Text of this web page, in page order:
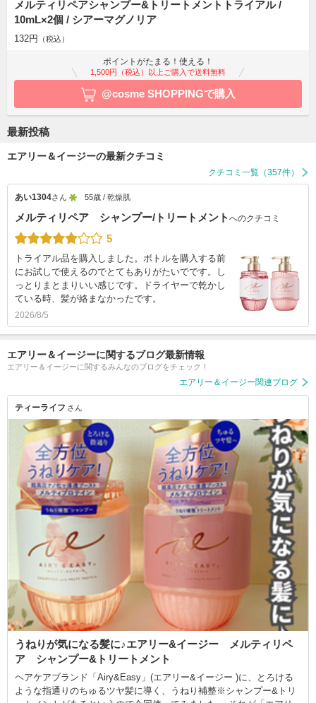
メルティリペアシャンプー&トリートメントトライアル /
10mL×2個 / シアーマグノリア
132円 （税込）
ポイントがたまる！使える！
1,500円（税込）以上ご購入で送料無料
@cosme SHOPPINGで購入
最新投稿
エアリー＆イージーの最新クチコミ
クチコミ一覧（357件）
あい1304さん 55歳 / 乾燥肌
メルティリペア シャンプー/トリートメント へのクチコミ
5
トライアル品を購入しました。ボトルを購入する前
にお試しで使えるのでとてもありがたいでです。し
っとりまとまりいい感じです。ドライヤーで乾かし
ている時、髪が絡まなかったです。
2026/8/5
エアリー＆イージーに関するブログ最新情報
エアリー＆イージーに関するみんなのブログをチェック！
エアリー＆イージー関連ブログ
ティーライフ さん
うねりが気になる髪に♪エアリー&イージー メルティリペ
ア シャンプー&トリートメント
ヘアケアブランド「Airy&Easy」(エアリー&イージー )に、とろける
ような指通りのちゅるツヤ髪に導く、うねり補整※シャンプー&トリ